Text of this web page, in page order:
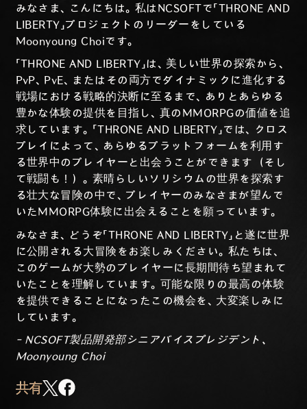
みなさま、こんにちは。私はNCSOFTで「THRONE AND
LIBERTY」プロジェクトのリーダーをしている
Moonyoung Choiです。
「THRONE AND LIBERTY」は、美しい世界の探索から、
PvP、PvE、またはその両方でダイナミックに進化する
戦場における戦略的決断に至るまで、ありとあらゆる
豊かな体験の提供を目指し、真のMMORPGの価値を追
求しています。「THRONE AND LIBERTY」では、クロス
プレイによって、あらゆるプラットフォームを利用す
る世界中のプレイヤーと出会うことができます（そし
て戦闘も！）。素晴らしいソリシウムの世界を探索す
る壮大な冒険の中で、プレイヤーのみなさま が望んで
いたMMORPG体験に出会えることを願っています。
みなさま、どうぞ「THRONE AND LIBERTY」と遂に世界
に公開される大冒険をお楽しみください。私たちは、
このゲームが大勢のプレイヤーに長期間待ち望まれて
いたことを理解しています。可能な限りの最高の体験
を提供できることになったこの機会を、大変楽しみに
しています。
- NCSOFT製品開発部シニアバイスプレジデント、
Moonyoung Choi
共有